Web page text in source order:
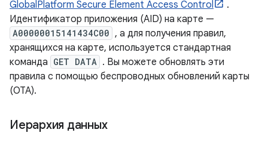
GlobalPlatform Secure Element Access Control
.
Идентификатор приложения (AID) на карте —
A00000015141434C00 , а для получения правил,
хранящихся на карте, используется стандартная
команда GET DATA . Вы можете обновлять эти
правила с помощью беспроводных обновлений карты
(OTA).
Иерархия данных